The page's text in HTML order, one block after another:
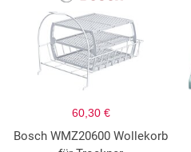
60,30 €
Bosch WMZ20600 Wollekorb